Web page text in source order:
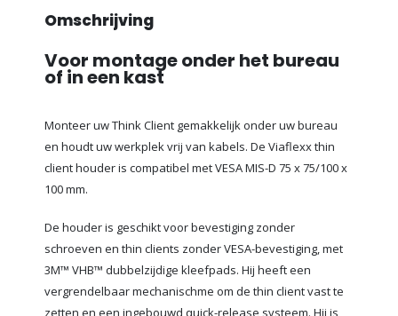
Omschrijving
Voor montage onder het bureau
of in een kast
Monteer uw Think Client gemakkelijk onder uw bureau
en houdt uw werkplek vrij van kabels. De Viaflexx thin
client houder is compatibel met VESA MIS-D 75 x 75/100 x
100 mm.
De houder is geschikt voor bevestiging zonder
schroeven en thin clients zonder VESA-bevestiging, met
3M™ VHB™ dubbelzijdige kleefpads. Hij heeft een
vergrendelbaar mechanischme om de thin client vast te
zetten en een ingebouwd quick-release systeem. Hij is